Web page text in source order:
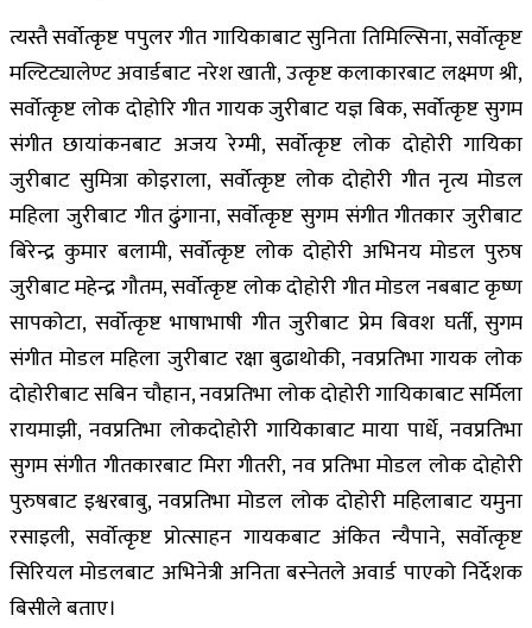
त्यस्तै सर्वोत्कृष्ट पपुलर गीत गायिकाबाट सुनिता तिमिल्सिना, सर्वोत्कृष्ट
मल्टिट्यालेण्ट अवार्डबाट नरेश खाती, उत्कृष्ट कलाकारबाट लक्ष्मण श्री,
सर्वोत्कृष्ट लोक दोहोरि गीत गायक जुरीबाट यज्ञ बिक, सर्वोत्कृष्ट सुगम
संगीत छायांकनबाट अजय रेग्मी, सर्वोत्कृष्ट लोक दोहोरी गायिका
जुरीबाट सुमित्रा कोइराला, सर्वोत्कृष्ट लोक दोहोरी गीत नृत्य मोडल
महिला जुरीबाट गीत ढुंगाना, सर्वोत्कृष्ट सुगम संगीत गीतकार जुरीबाट
बिरेन्द्र कुमार बलामी, सर्वोत्कृष्ट लोक दोहोरी अभिनय मोडल पुरुष
जुरीबाट महेन्द्र गौतम, सर्वोत्कृष्ट लोक दोहोरी गीत मोडल नबबाट कृष्ण
सापकोटा, सर्वोत्कृष्ट भाषाभाषी गीत जुरीबाट प्रेम बिवश घर्ती, सुगम
संगीत मोडल महिला जुरीबाट रक्षा बुढाथोकी, नवप्रतिभा गायक लोक
दोहोरीबाट सबिन चौहान, नवप्रतिभा लोक दोहोरी गायिकाबाट सर्मिला
रायमाझी, नवप्रतिभा लोकदोहोरी गायिकाबाट माया पार्धे, नवप्रतिभा
सुगम संगीत गीतकारबाट मिरा गीतरी, नव प्रतिभा मोडल लोक दोहोरी
पुरुषबाट इश्वरबाबु, नवप्रतिभा मोडल लोक दोहोरी महिलाबाट यमुना
रसाइली, सर्वोत्कृष्ट प्रोत्साहन गायकबाट अंकित न्यैपाने, सर्वोत्कृष्ट
सिरियल मोडलबाट अभिनेत्री अनिता बस्नेतले अवार्ड पाएको निर्देशक
बिसीले बताए।